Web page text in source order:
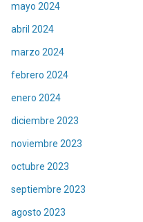
mayo 2024
abril 2024
marzo 2024
febrero 2024
enero 2024
diciembre 2023
noviembre 2023
octubre 2023
septiembre 2023
agosto 2023